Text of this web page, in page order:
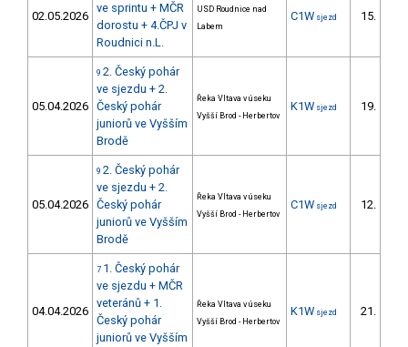
02.05.2026
ve sprintu + MČR
dorostu + 4.ČPJ v
Roudnici n.L.
USD Roudnice nad
Labem
C1W sjezd 15.
05.04.2026
9 2. Český pohár
ve sjezdu + 2.
Český pohár
juniorů ve Vyšším
Brodě
Řeka Vltava v úseku
Vyšší Brod - Herbertov
K1W sjezd 19.
05.04.2026
9 2. Český pohár
ve sjezdu + 2.
Český pohár
juniorů ve Vyšším
Brodě
Řeka Vltava v úseku
Vyšší Brod - Herbertov
C1W sjezd 12.
04.04.2026
7 1. Český pohár
ve sjezdu + MČR
veteránů + 1.
Český pohár
juniorů ve Vyšším
Řeka Vltava v úseku
Vyšší Brod - Herbertov
K1W sjezd 21.